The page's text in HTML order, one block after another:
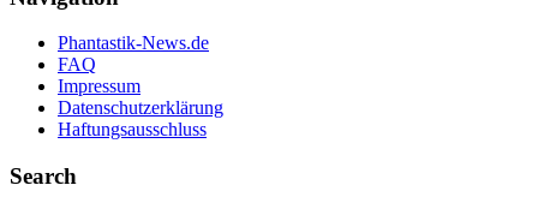
Phantastik-News.de
FAQ
Impressum
Datenschutzerklärung
Haftungsausschluss
Search